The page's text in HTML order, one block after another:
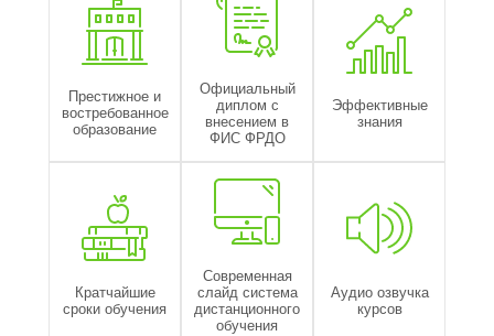
Престижное и
востребованное
образование
Официальный
диплом с
внесением в
ФИС ФРДО
Эффективные
знания
Кратчайшие
сроки обучения
Современная
слайд система
дистанционного
обучения
Аудио озвучка
курсов